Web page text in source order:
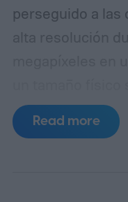
perseguido a las
alta resolución
reducir cada
de luz que puede
Read more